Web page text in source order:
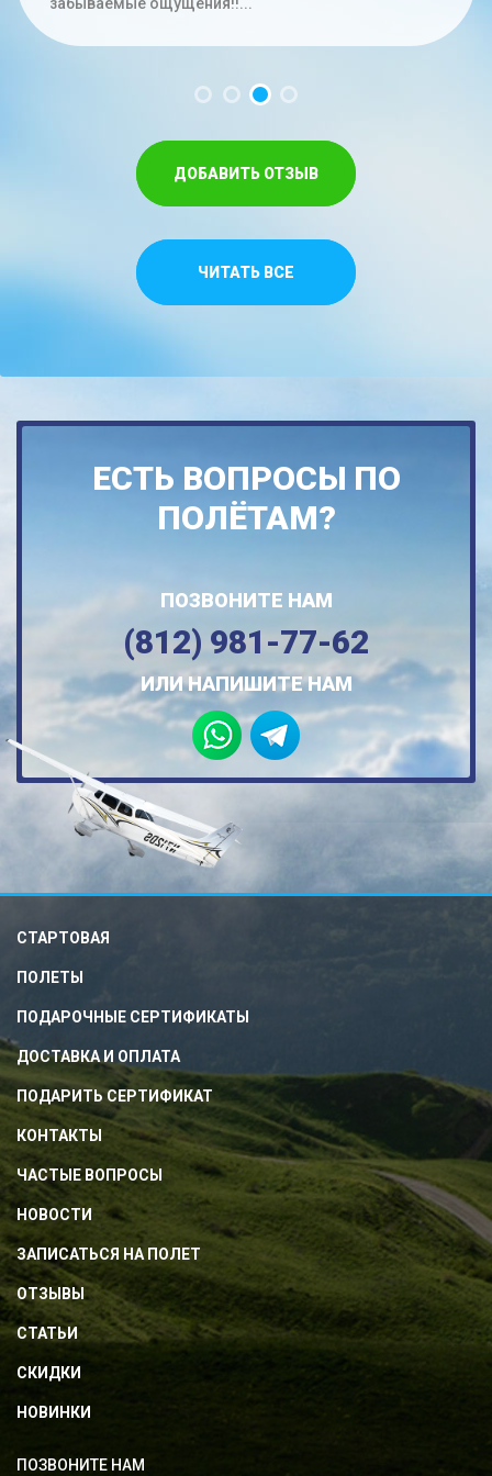
час. Меньше на троих времени не...
забываемые ощущения!!...
Спасибо,что относитесь как к своим...
ДОБАВИТЬ ОТЗЫВ
ЧИТАТЬ ВСЕ
ЕСТЬ ВОПРОСЫ ПО
ПОЛЁТАМ?
ПОЗВОНИТЕ НАМ
(812) 981-77-62
ИЛИ НАПИШИТЕ НАМ
СТАРТОВАЯ
ПОЛЕТЫ
ПОДАРОЧНЫЕ СЕРТИФИКАТЫ
ДОСТАВКА И ОПЛАТА
ПОДАРИТЬ СЕРТИФИКАТ
КОНТАКТЫ
ЧАСТЫЕ ВОПРОСЫ
НОВОСТИ
ЗАПИСАТЬСЯ НА ПОЛЕТ
ОТЗЫВЫ
СТАТЬИ
СКИДКИ
НОВИНКИ
ПОЗВОНИТЕ НАМ